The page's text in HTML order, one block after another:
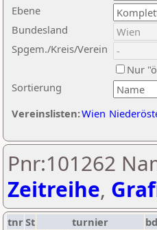
Ebene
Sortierung
Bundesland
Spgem./Kreis/Verein
Nur
Vereinslisten:Wien
Pnr:101262
Zeitreihe,
tnrSt turnier